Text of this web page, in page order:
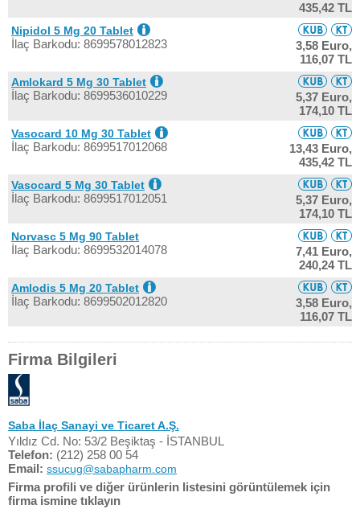
435,42 TL
Nipidol 5 Mg 20 Tablet
İlaç Barkodu: 8699578012823
3,58 Euro,
116,07 TL
Amlokard 5 Mg 30 Tablet
İlaç Barkodu: 8699536010229
5,37 Euro,
174,10 TL
Vasocard 10 Mg 30 Tablet
İlaç Barkodu: 8699517012068
13,43 Euro,
435,42 TL
Vasocard 5 Mg 30 Tablet
İlaç Barkodu: 8699517012051
5,37 Euro,
174,10 TL
Norvasc 5 Mg 90 Tablet
İlaç Barkodu: 8699532014078
7,41 Euro,
240,24 TL
Amlodis 5 Mg 20 Tablet
İlaç Barkodu: 8699502012820
3,58 Euro,
116,07 TL
Firma Bilgileri
Saba İlaç Sanayi ve Ticaret A.Ş.
Yıldız Cd. No: 53/2 Beşiktaş - İSTANBUL
Telefon: (212) 258 00 54
Email: ssucug@sabapharm.com
Firma profili ve diğer ürünlerin listesini görüntülemek için
firma ismine tıklayın